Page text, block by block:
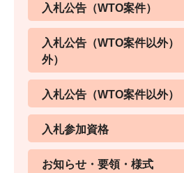
入札公告（WTO案件）
入札公告（WTO案件以外）
外）
入札公告（WTO案件以外）
入札参加資格
お知らせ・要領・様式